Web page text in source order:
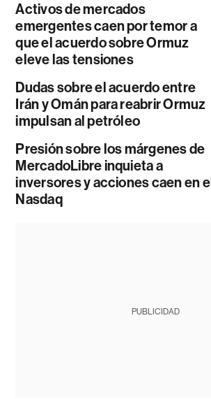
Activos de mercados
emergentes caen por temor a
que el acuerdo sobre Ormuz
eleve las tensiones
Dudas sobre el acuerdo entre
Irán y Omán para reabrir Ormuz
impulsan al petróleo
Presión sobre los márgenes de
MercadoLibre inquieta a
inversores y acciones caen en el
Nasdaq
PUBLICIDAD